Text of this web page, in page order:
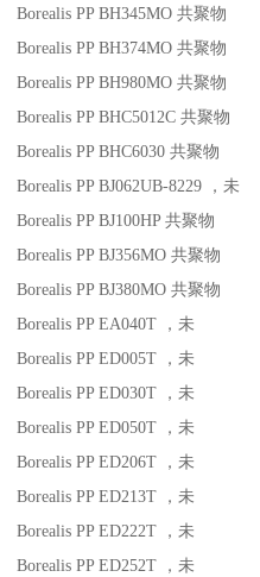
Borealis PP BH345MO 共聚物
Borealis PP BH374MO 共聚物
Borealis PP BH980MO 共聚物
Borealis PP BHC5012C 共聚物
Borealis PP BHC6030 共聚物
Borealis PP BJ062UB-8229
，未
Borealis PP BJ100HP 共聚物
Borealis PP BJ356MO 共聚物
Borealis PP BJ380MO 共聚物
Borealis PP EA040T
，未
Borealis PP ED005T
，未
Borealis PP ED030T
，未
Borealis PP ED050T
，未
Borealis PP ED206T
，未
Borealis PP ED213T
，未
Borealis PP ED222T
，未
Borealis PP ED252T
，未